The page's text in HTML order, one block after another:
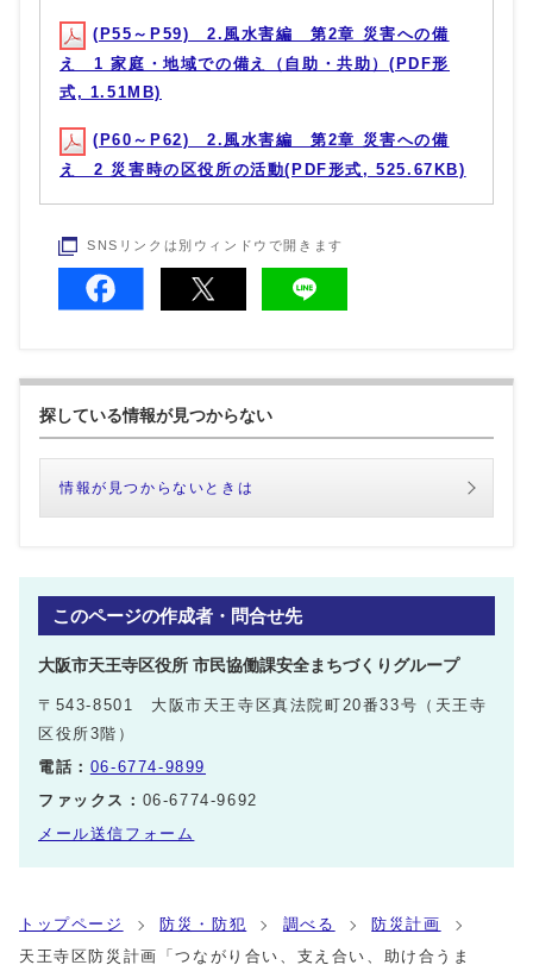
(P55～P59) 2.風水害編 第2章 災害への備
え 1 家庭・地域での備え（自助・共助）(PDF形
式, 1.51MB)
(P60～P62) 2.風水害編 第2章 災害への備
え 2 災害時の区役所の活動(PDF形式, 525.67KB)
SNSリンクは別ウィンドウで開きます
探している情報が見つからない
情報が見つからないときは
このページの作成者・問合せ先
大阪市天王寺区役所 市民協働課安全まちづくりグループ
〒543-8501 大阪市天王寺区真法院町20番33号（天王寺
区役所3階）
電話： 06-6774-9899
ファックス： 06-6774-9692
メール送信フォーム
トップページ 防災・防犯 調べる
防災計画
天王寺区防災計画「つながり合い、支え合い、助け合うま